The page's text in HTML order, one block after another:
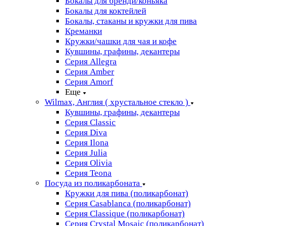
Бокалы для коктейлей
Бокалы, стаканы и кружки для пива
Креманки
Кружки/чашки для чая и кофе
Кувшины, графины, декантеры
Серия Allegra
Серия Amber
Серия Amorf
Еще
Wilmax, Англия ( хрустальное стекло )
Кувшины, графины, декантеры
Серия Classic
Серия Diva
Серия Ilona
Серия Julia
Серия Olivia
Серия Teona
Посуда из поликарбоната
Кружки для пива (поликарбонат)
Серия Casablanсa (поликарбонат)
Серия Classique (поликарбонат)
Серия Crystal Mosaic (поликарбонат)